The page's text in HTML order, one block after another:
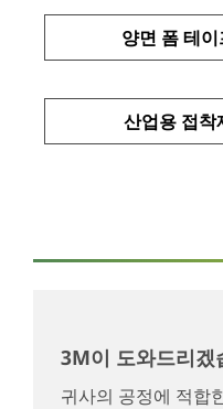
양면 폼 테
산업용 접
3M이 도와드리겠
귀사의 공정에 적합